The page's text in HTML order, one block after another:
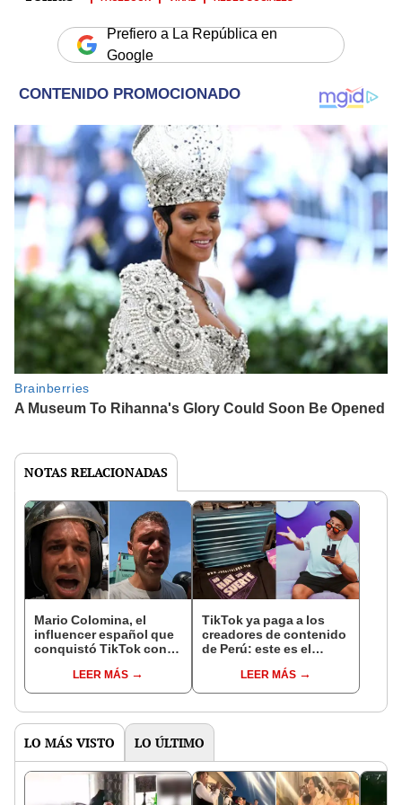
Prefiero a La República en
Google
NOTAS RELACIONADAS
Mario Colomina, el
influencer español que
conquistó TikTok con
"Mi amor nació por la
gastronomía"
LEER MÁS
TikTok ya paga a los
creadores de contenido
de Perú: este es el
llegar a cobrar por 1.000
vistas
LEER MÁS
LO MÁS VISTO LO ÚLTIMO